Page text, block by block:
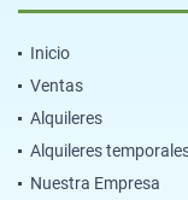
Inicio
Ventas
Alquileres
Alquileres
Nuestra Empresa